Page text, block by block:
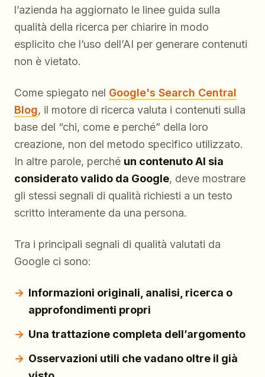
l’azienda ha aggiornato le linee guida sulla
qualità della ricerca per chiarire in modo
esplicito che l’uso dell’AI per generare contenuti
non è vietato.
Come spiegato nel Google's Search Central
Blog, il motore di ricerca valuta i contenuti sulla
base del “chi, come e perché” della loro
creazione, non del metodo specifico utilizzato.
In altre parole, perché un contenuto AI sia
considerato valido da Google, deve mostrare
gli stessi segnali di qualità richiesti a un testo
scritto interamente da una persona.
Tra i principali segnali di qualità valutati da
Google ci sono:
Informazioni originali, analisi, ricerca o
approfondimenti propri
Una trattazione completa dell’argomento
Osservazioni utili che vadano oltre il già